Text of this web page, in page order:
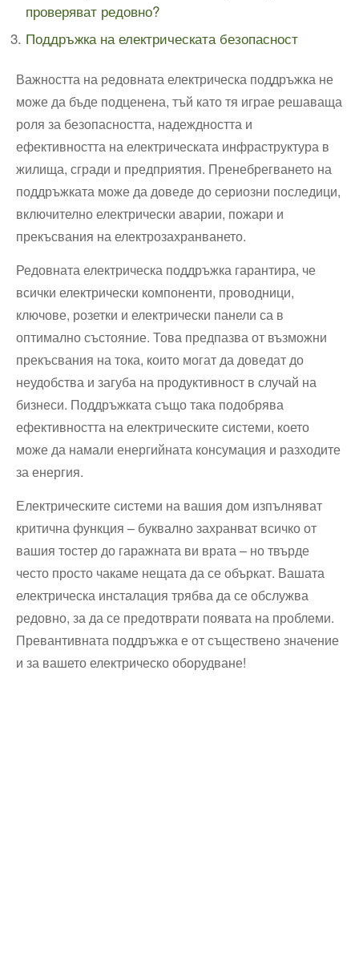
проверяват редовно?
Поддръжка на електрическата безопасност
Важността на редовната електрическа поддръжка не
може да бъде подценена, тъй като тя играе решаваща
роля за безопасността, надеждността и
ефективността на електрическата инфраструктура в
жилища, сгради и предприятия. Пренебрегването на
поддръжката може да доведе до сериозни последици,
включително електрически аварии, пожари и
прекъсвания на електрозахранването.
Редовната електрическа поддръжка гарантира, че
всички електрически компоненти, проводници,
ключове, розетки и електрически панели са в
оптимално състояние. Това предпазва от възможни
прекъсвания на тока, които могат да доведат до
неудобства и загуба на продуктивност в случай на
бизнеси. Поддръжката също така подобрява
ефективността на електрическите системи, което
може да намали енергийната консумация и разходите
за енергия.
Електрическите системи на вашия дом изпълняват
критична функция – буквално захранват всичко от
вашия тостер до гаражната ви врата – но твърде
често просто чакаме нещата да се объркат. Вашата
електрическа инсталация трябва да се обслужва
редовно, за да се предотврати появата на проблеми.
Превантивната поддръжка е от съществено значение
и за вашето електрическо оборудване!